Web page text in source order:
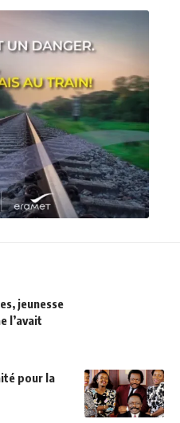
jeunesse
l’avait
pour la